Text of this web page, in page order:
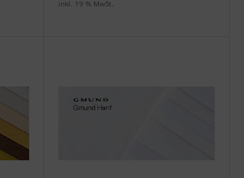
inkl. 19 % MwSt.